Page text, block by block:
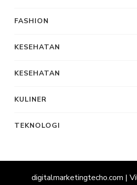
FASHION
KESEHATAN
KESEHATAN
KULINER
TEKNOLOGI
digitalmarketingtecho.com |